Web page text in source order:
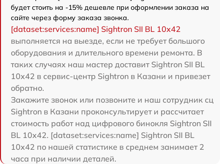
будет стоить на -15% дешевле при оформлении заказа на
сайте через форму заказа звонка.
[dataset:services:name] Sightron SII BL 10x42
выполняется на выезде, если не требует большого
оборудования и длительного времени ремонта. В
таких случаях наш мастер доставит Sightron SII BL
10x42 в сервис-центр Sightron в Казани и привезет
обратно.
Закажите звонок или позвоните и наш сотрудник сц
Sightron в Казани проконсультирует и рассчитает
стоимость работ над цифрового бинокля Sightron SII
BL 10x42. [dataset:services:name] Sightron SII BL
10x42 по нашей статистике в среднем занимает 2
часа при наличии деталей.